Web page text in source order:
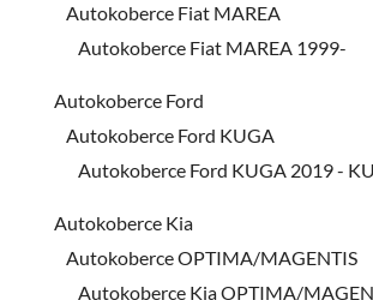
Autokoberce Fiat MAREA
Autokoberce Fiat MAREA 1999-
Autokoberce Ford
Autokoberce Ford KUGA
Autokoberce Ford KUGA 2019 -
Autokoberce Kia
Autokoberce OPTIMA/MAGENTIS
Autokoberce Kia OPTIMA/